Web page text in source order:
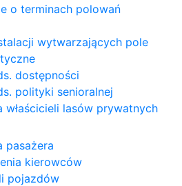
o terminach polowań
wytwarzających pole
dostępności
polityki senioralnej
właścicieli lasów prywatnych
pasażera
kierowców
pojazdów